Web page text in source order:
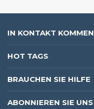
IN KONTAKT KOMMEN
HOT TAGS
BRAUCHEN SIE HILFE
ABONNIEREN SIE UNS